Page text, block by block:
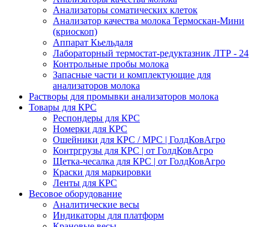
Анализаторы соматических клеток
Анализатор качества молока Термоскан-Мини
(криоскоп)
Аппарат Кьельдаля
Лабораторный термостат-редуктазник ЛТР - 24
Контрольные пробы молока
Запасные части и комплектующие для
анализаторов молока
Растворы для промывки анализаторов молока
Товары для КРС
Респондеры для КРС
Номерки для КРС
Ошейники для КРС / МРС | ГолдКовАгро
Контргрузы для КРС | от ГолдКовАгро
Щетка-чесалка для КРС | от ГолдКовАгро
Краски для маркировки
Ленты для КРС
Весовое оборудование
Аналитические весы
Индикаторы для платформ